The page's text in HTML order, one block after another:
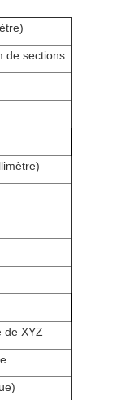
de sections
de XYZ